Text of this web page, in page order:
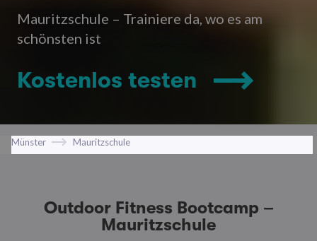
Mauritzschule – Trainiere da, wo es am
schönsten ist
Kostenlos testen
Münster Mauritzschule
Outdoor Fitness Bootcamp –
Mauritzschule